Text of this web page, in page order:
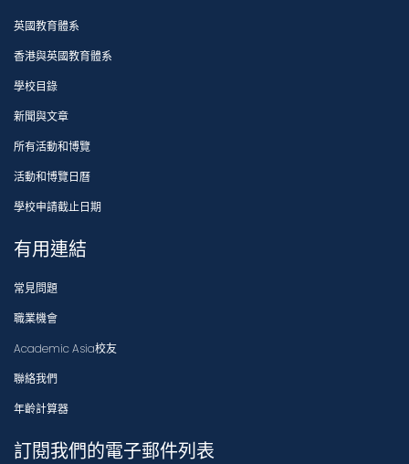
英國教育體系
香港與英國教育體系
學校目錄
新聞與文章
所有活動和博覽
活動和博覽日曆
學校申請截止日期
有用連結
常見問題
職業機會
Academic Asia校友
聯絡我們
年齡計算器
訂閱我們的電子郵件列表